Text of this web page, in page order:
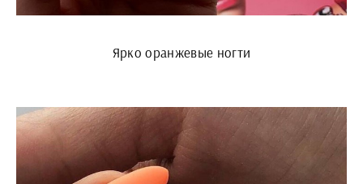
Ярко оранжевые ногти